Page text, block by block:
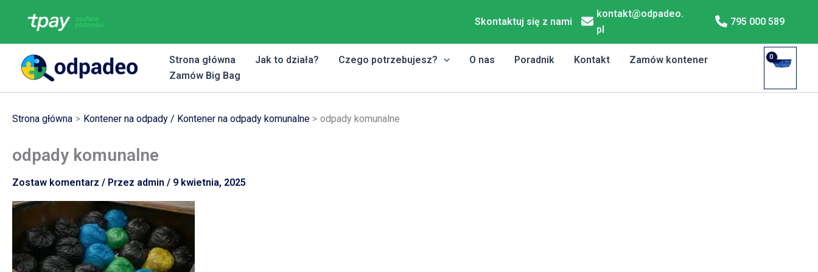
kontakt@odpadeo.
pl
Skontaktuj się z nami 795 000 589
Strona główna Jak to działa? Czego potrzebujesz? O nas Poradnik Kontakt
Zamów kontener
Zamów Big Bag
Strona główna Kontener na odpady / Kontener na odpady komunalne odpady komunalne
odpady komunalne
Zostaw komentarz / Przez admin / 9 kwietnia, 2025